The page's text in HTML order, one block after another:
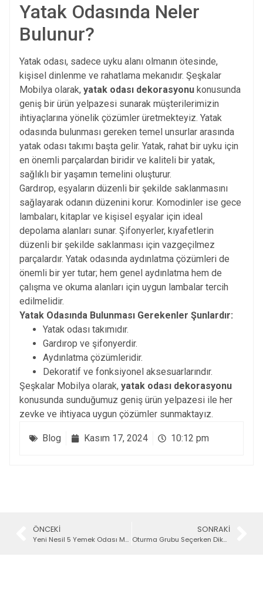
Yatak Odasında Neler
Bulunur?
Yatak odası, sadece uyku alanı olmanın ötesinde,
kişisel dinlenme ve rahatlama mekanıdır. Şeşkalar
Mobilya olarak, yatak odası dekorasyonu konusunda
geniş bir ürün yelpazesi sunarak müşterilerimizin
ihtiyaçlarına yönelik çözümler üretmekteyiz. Yatak
odasında bulunması gereken temel unsurlar arasında
yatak odası takımı başta gelir. Yatak, rahat bir uyku için
en önemli parçalardan biridir ve kaliteli bir yatak,
sağlıklı bir yaşamın temelini oluşturur.
Gardırop, eşyaların düzenli bir şekilde saklanmasını
sağlayarak odanın düzenini korur. Komodinler ise gece
lambaları, kitaplar ve kişisel eşyalar için ideal
depolama alanları sunar. Şifonyerler, kıyafetlerin
düzenli bir şekilde saklanması için vazgeçilmez
parçalardır. Yatak odasında aydınlatma çözümleri de
önemli bir yer tutar; hem genel aydınlatma hem de
çalışma ve okuma alanları için uygun lambalar tercih
edilmelidir.
Yatak Odasında Bulunması Gerekenler Şunlardır:
Yatak odası takımıdır.
Gardırop ve şifonyerdir.
Aydınlatma çözümleridir.
Dekoratif ve fonksiyonel aksesuarlarındır.
Şeşkalar Mobilya olarak, yatak odası dekorasyonu
konusunda sunduğumuz geniş ürün yelpazesi ile her
zevke ve ihtiyaca uygun çözümler sunmaktayız.
Blog Kasım 17, 2024 10:12 pm
ÖNCEKI
Yeni Nesil 5 Yemek Odası Modeli
SONRAKI
Oturma Grubu Seçerken Dikkat Edilecek 3 Detay